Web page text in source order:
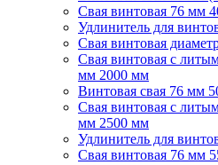
Свая винтовая 76 мм
Удлинитель для
Свая винтовая
Свая винтовая с
мм 2000 мм
Винтовая свая 76 мм
Свая винтовая с
мм 2500 мм
Удлинитель для
Свая винтовая 76 мм